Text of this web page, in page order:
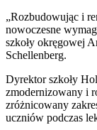
„Rozbudowując i
nowoczesne
szkoły okręgowej
Schellenberg.
Dyrektor szkoły
zmodernizowany i
zróżnicowany
uczniów podczas